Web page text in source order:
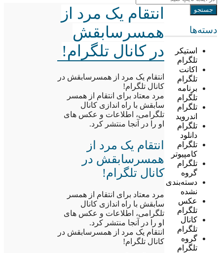
دسته‌ها
استیکر
تلگرام
اکانت
تلگرام
برنامه
تلگرام
تلگرام
اندروید
تلگرام
دانلود
تلگرام
کامپیوتر
تلگرام
گروه
دسته‌بندی
نشده
عکس
تلگرام
کانال
تلگرام
گروه
تلگرام
انتقام یک مرد از
همسرسابقش
در کانال تلگرام!
انتقام یک مرد از همسرسابقش در
کانال تلگرام!
مرد معتاد برای انتقام از همسر
سابقش با راه اندازی کانال
تلگرامی، اطلاعات و عکس های
او را در آنجا منتشر کرد.
انتقام یک مرد از
همسرسابقش در
کانال تلگرام!
مرد معتاد برای انتقام از همسر
سابقش با راه اندازی کانال
تلگرامی، اطلاعات و عکس های
او را در آنجا منتشر کرد.
انتقام یک مرد از همسرسابقش در
کانال تلگرام!